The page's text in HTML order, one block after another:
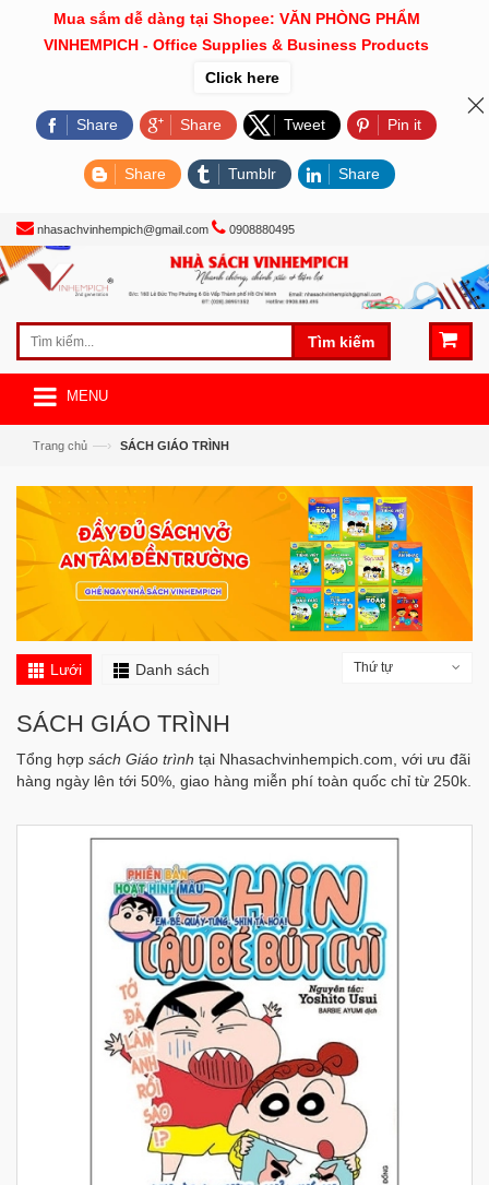
nhasachvinhempich@gmail.com 0908880495
Tìm kiếm
MENU
Trang chủ —› SÁCH GIÁO TRÌNH
Lưới Danh sách Thứ tự
SÁCH GIÁO TRÌNH
Tổng hợp sách Giáo trình tại Nhasachvinhempich.com, với ưu đãi
hàng ngày lên tới 50%, giao hàng miễn phí toàn quốc chỉ từ 250k.
Mua sắm dễ dàng tại Shopee: VĂN PHÒNG PHẨM
VINHEMPICH - Office Supplies & Business Products
Click here
Share Share Tweet Pin it
Share Tumblr Share